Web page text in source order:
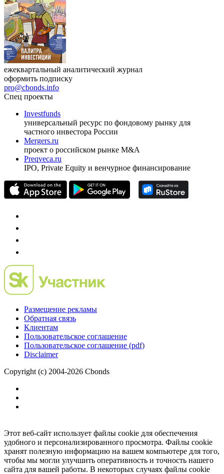
ежеквартальный аналитический журнал
оформить подписку
pro@cbonds.info
Спец проекты
Investfunds
универсальный ресурс по фондовому рынку для
частного инвестора России
Mergers.ru
проект о российском рынке M&A
Preqveca.ru
IPO, Private Equity и венчурное финансирование
Размещение рекламы
Обратная связь
Клиентам
Пользовательское соглашение
Пользовательское соглашение (pdf)
Disclaimer
Copyright (c) 2004-2026 Cbonds
Этот веб-сайт использует файлы cookie для обеспечения
удобного и персонализированного просмотра. Файлы cookie
хранят полезную информацию на вашем компьютере для того,
чтобы мы могли улучшить оперативность и точность нашего
сайта для вашей работы. В некоторых случаях файлы cookie